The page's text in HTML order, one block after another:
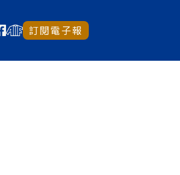
訂閱電子報